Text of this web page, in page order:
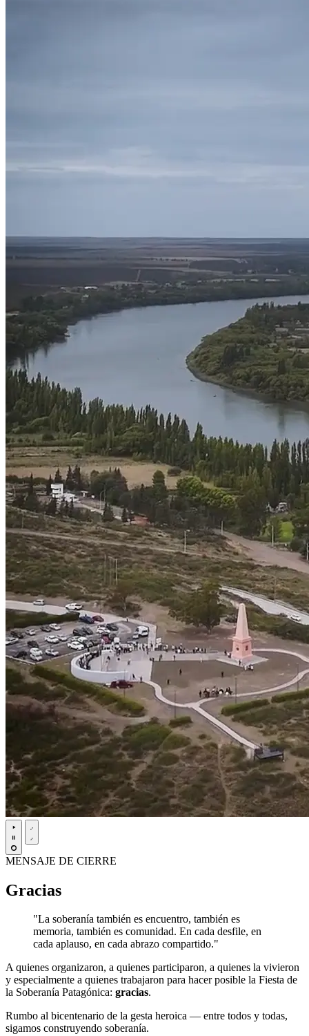
MENSAJE DE CIERRE
Gracias
"La soberanía también es encuentro, también es
memoria, también es comunidad. En cada desfile, en
cada aplauso, en cada abrazo compartido."
A quienes organizaron, a quienes participaron, a quienes la vivieron
y especialmente a quienes trabajaron para hacer posible la Fiesta de
la Soberanía Patagónica: gracias.
Rumbo al bicentenario de la gesta heroica — entre todos y todas,
sigamos construyendo soberanía.